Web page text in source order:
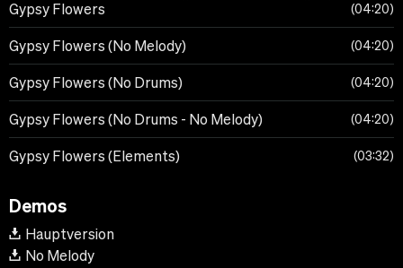
Gypsy Flowers 04:20
Gypsy Flowers (No Melody) 04:20
Gypsy Flowers (No Drums) 04:20
Gypsy Flowers (No Drums - No Melody) 04:20
Gypsy Flowers (Elements) 03:32
Demos
Hauptversion
No Melody